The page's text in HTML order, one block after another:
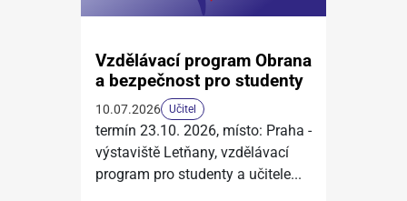
Vzdělávací program Obrana
a bezpečnost pro studenty
10.07.2026 Učitel
termín 23.10. 2026, místo: Praha -
výstaviště Letňany, vzdělávací
program pro studenty a učitele...